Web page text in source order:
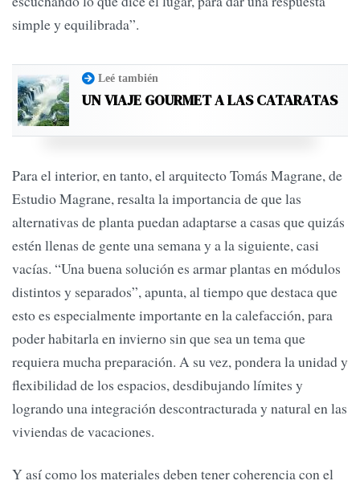
simple y equilibrada”.
Leé también
UN VIAJE GOURMET A LAS CATARATAS
Para el interior, en tanto, el arquitecto Tomás Magrane, de
Estudio Magrane, resalta la importancia de que las
alternativas de planta puedan adaptarse a casas que quizás
estén llenas de gente una semana y a la siguiente, casi
vacías. “Una buena solución es armar plantas en módulos
distintos y separados”, apunta, al tiempo que destaca que
esto es especialmente importante en la calefacción, para
poder habitarla en invierno sin que sea un tema que
requiera mucha preparación. A su vez, pondera la unidad y
flexibilidad de los espacios, desdibujando límites y
logrando una integración descontracturada y natural en las
viviendas de vacaciones.
Y así como los materiales deben tener coherencia con el